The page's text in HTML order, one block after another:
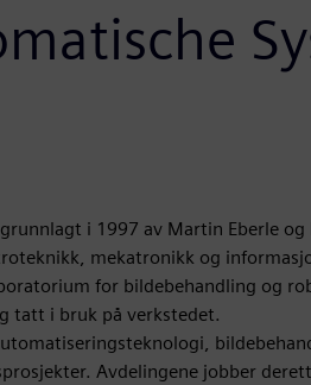
i 1997 av Martin Eberle
mekatronikk og
for bildebehandling og
tatt i bruk på verkstedet.
Avdelingene jobber